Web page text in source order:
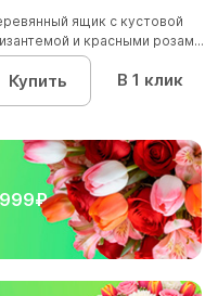
ящик с кустовой
и красными розам...
Купить В 1 клик